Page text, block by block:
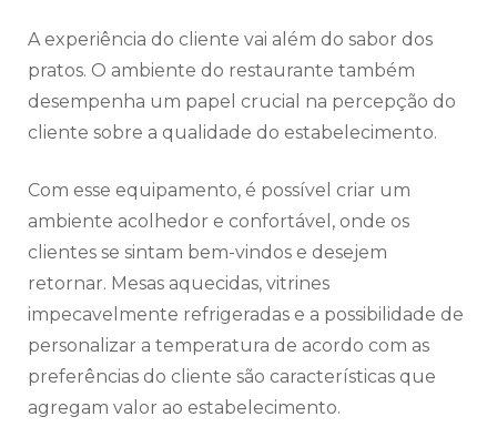
A experiência do cliente vai além do sabor dos
pratos. O ambiente do restaurante também
desempenha um papel crucial na percepção do
cliente sobre a qualidade do estabelecimento.
Com esse equipamento, é possível criar um
ambiente acolhedor e confortável, onde os
clientes se sintam bem-vindos e desejem
retornar. Mesas aquecidas, vitrines
impecavelmente refrigeradas e a possibilidade de
personalizar a temperatura de acordo com as
preferências do cliente são características que
agregam valor ao estabelecimento.